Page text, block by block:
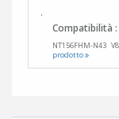
.
Compatibilità :
NT156FHM-N43
prodotto